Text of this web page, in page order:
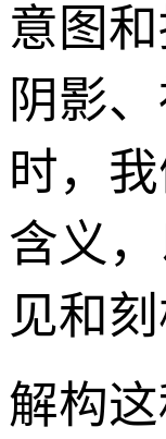
意图
阴影
时，
含义
见和刻
解构